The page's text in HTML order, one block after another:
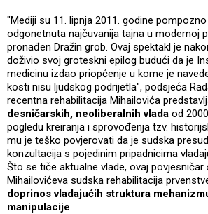
"Mediji su 11. lipnja 2011. godine
odgonetnuta najčuvanija tajna u modernoj
pronađen Dražin grob. Ovaj spektakl je
doživio svoj groteskni epilog budući da je
medicinu izdao priopćenje u kome je
kosti nisu ljudskog podrijetla", podsjeća
recentna rehabilitacija Mihailovića
desničarskih, neoliberalnih vlada od
pogledu kreiranja i sprovođenja tzv.
mu je teško povjerovati da je sudska
konzultacija s pojedinim pripadnicima
Što se tiče aktualne vlade, ovaj povjesničar
Mihailovićeva sudska rehabilitacija
doprinos vladajućih struktura
manipulacije.